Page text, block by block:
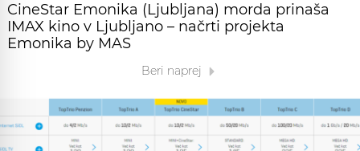
CineStar Emonika (Ljubljana) morda prinaša
IMAX kino v Ljubljano – načrti projekta
Emonika by MAS
Beri naprej